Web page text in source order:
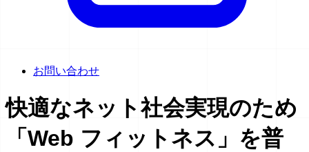
お問い合わせ
快適なネット社会実現のため
「Web フィットネス」を普